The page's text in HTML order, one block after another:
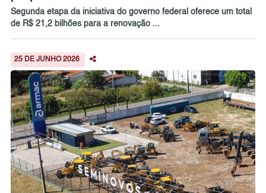
Segunda etapa da iniciativa do governo federal oferece um total
de R$ 21,2 bilhões para a renovação ...
25 DE JUNHO 2026